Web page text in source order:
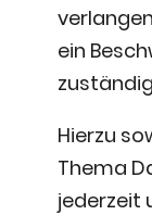
ein
Hierzu
Thema
jederzeit